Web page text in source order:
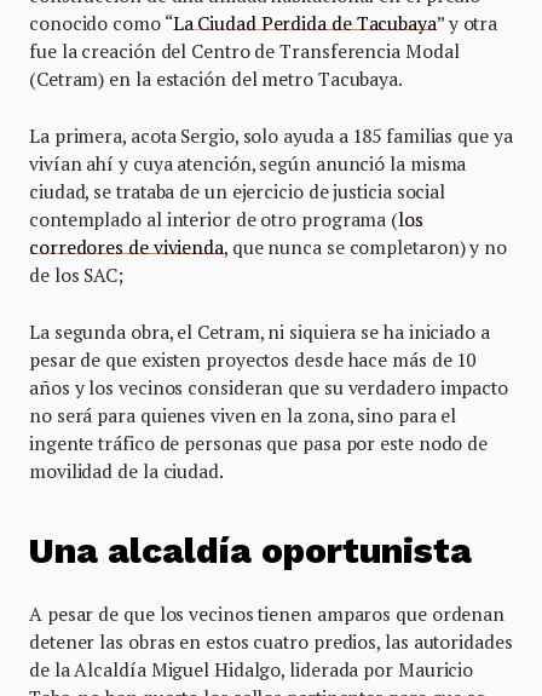
conocido como “La Ciudad Perdida de Tacubaya” y otra
fue la creación del Centro de Transferencia Modal
(Cetram) en la estación del metro Tacubaya.
La primera, acota Sergio, solo ayuda a 185 familias que ya
vivían ahí y cuya atención, según anunció la misma
ciudad, se trataba de un ejercicio de justicia social
contemplado al interior de otro programa (los
corredores de vivienda, que nunca se completaron) y no
de los SAC;
La segunda obra, el Cetram, ni siquiera se ha iniciado a
pesar de que existen proyectos desde hace más de 10
años y los vecinos consideran que su verdadero impacto
no será para quienes viven en la zona, sino para el
ingente tráfico de personas que pasa por este nodo de
movilidad de la ciudad.
Una alcaldía oportunista
A pesar de que los vecinos tienen amparos que ordenan
detener las obras en estos cuatro predios, las autoridades
de la Alcaldía Miguel Hidalgo, liderada por Mauricio